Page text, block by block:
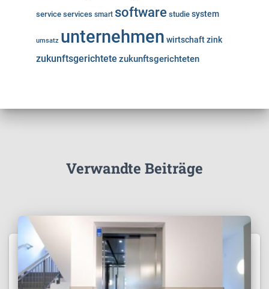
service services smart software studie system
umsatz unternehmen wirtschaftzink
zukunftsgerichtete zukunftsgerichteten
Verwandte Beiträge